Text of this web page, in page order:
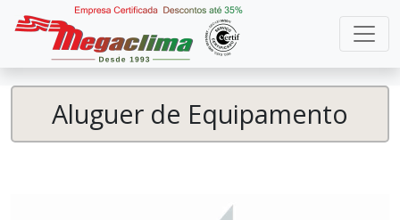
Aluguer de Equipamento